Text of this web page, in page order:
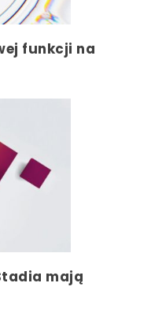
funkcji na
mają